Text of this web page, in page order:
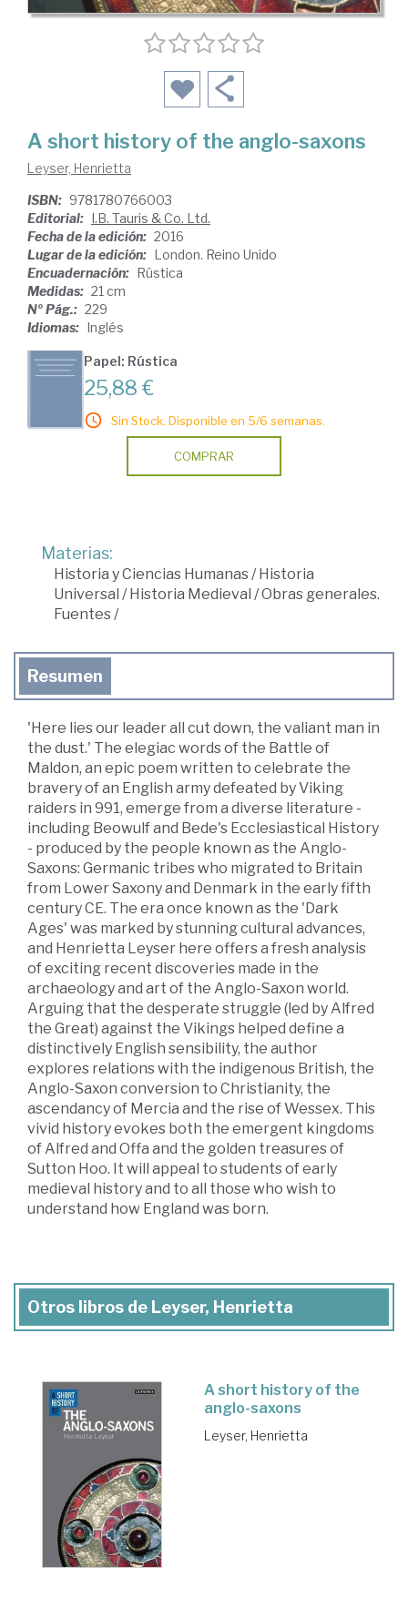
A short history of the anglo-saxons
Leyser, Henrietta
ISBN: 9781780766003
Editorial: I.B. Tauris & Co. Ltd.
Fecha de la edición: 2016
Lugar de la edición: London. Reino Unido
Encuadernación: Rústica
Medidas: 21 cm
Nº Pág.: 229
Idiomas: Inglés
Papel: Rústica
25,88 €
Sin Stock. Disponible en 5/6 semanas.
COMPRAR
Materias:
Historia y Ciencias Humanas /Historia
Universal /Historia Medieval /Obras generales.
Fuentes /
Resumen
'Here lies our leader all cut down, the valiant man in
the dust.' The elegiac words of the Battle of
Maldon, an epic poem written to celebrate the
bravery of an English army defeated by Viking
raiders in 991, emerge from a diverse literature -
including Beowulf and Bede's Ecclesiastical History
- produced by the people known as the Anglo-
Saxons: Germanic tribes who migrated to Britain
from Lower Saxony and Denmark in the early fifth
century CE. The era once known as the 'Dark
Ages' was marked by stunning cultural advances,
and Henrietta Leyser here offers a fresh analysis
of exciting recent discoveries made in the
archaeology and art of the Anglo-Saxon world.
Arguing that the desperate struggle (led by Alfred
the Great) against the Vikings helped define a
distinctively English sensibility, the author
explores relations with the indigenous British, the
Anglo-Saxon conversion to Christianity, the
ascendancy of Mercia and the rise of Wessex. This
vivid history evokes both the emergent kingdoms
of Alfred and Offa and the golden treasures of
Sutton Hoo. It will appeal to students of early
medieval history and to all those who wish to
understand how England was born.
Otros libros de Leyser, Henrietta
A short history of the
anglo-saxons
Leyser, Henrietta